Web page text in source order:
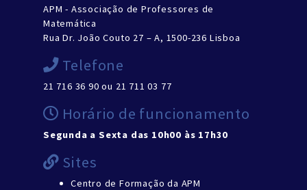
APM - Associação de Professores de
Matemática
Rua Dr. João Couto 27 – A, 1500-236 Lisboa
Telefone
21 716 36 90 ou 21 711 03 77
Horário de funcionamento
Segunda a Sexta das 10h00 às 17h30
Sites
Centro de Formação da APM